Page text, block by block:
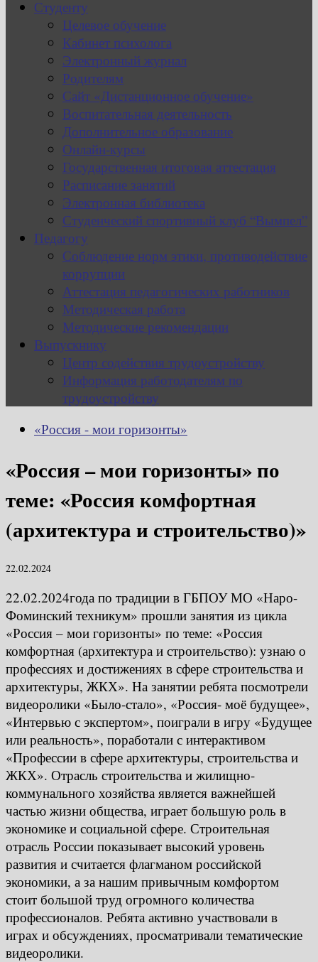
Студенту
Целевое обучение
Кабинет психолога
Электронный журнал
Родителям
Сайт «Дистанционное обучение»
Воспитательная деятельность
Дополнительное образование
Онлайн-курсы
Государственная итоговая аттестация
Расписание занятий
Электронная библиотека
Студенческий спортивный клуб “Вымпел”
Педагогу
Соблюдение норм этики, противодействие
коррупции
Аттестация педагогических работников
Методическая работа
Методические рекомендации
Выпускнику
Центр содействия трудоустройству
Информация работодателям по
трудоустройству
«Россия - мои горизонты»
«Россия – мои горизонты» по
теме: «Россия комфортная
(архитектура и строительство)»
22.02.2024
22.02.2024года по традиции в ГБПОУ МО «Наро-
Фоминский техникум» прошли занятия из цикла
«Россия – мои горизонты» по теме: «Россия
комфортная (архитектура и строительство): узнаю о
профессиях и достижениях в сфере строительства и
архитектуры, ЖКХ». На занятии ребята посмотрели
видеоролики «Было-стало», «Россия- моё будущее»,
«Интервью с экспертом», поиграли в игру «Будущее
или реальность», поработали с интерактивом
«Профессии в сфере архитектуры, строительства и
ЖКХ». Отрасль строительства и жилищно-
коммунального хозяйства является важнейшей
частью жизни общества, играет большую роль в
экономике и социальной сфере. Строительная
отрасль России показывает высокий уровень
развития и считается флагманом российской
экономики, а за нашим привычным комфортом
стоит большой труд огромного количества
профессионалов. Ребята активно участвовали в
играх и обсуждениях, просматривали тематические
видеоролики.